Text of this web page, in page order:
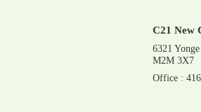
C21 New
6321
M2M 3X7
Office :